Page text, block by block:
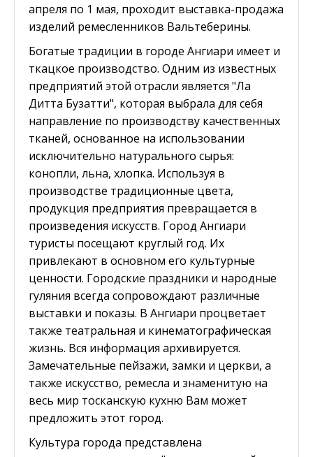
апреля по 1 мая, проходит выставка-продажа
изделий ремесленников Вальтеберины.
Богатые традиции в городе Ангиари имеет и
ткацкое производство. Одним из известных
предприятий этой отрасли является "Ла
Дитта Бузатти", которая выбрала для себя
направление по производству качественных
тканей, основанное на использовании
исключительно натурального сырья:
конопли, льна, хлопка. Используя в
производстве традиционные цвета,
продукция предприятия превращается в
произведения искусств. Город Ангиари
туристы посещают круглый год. Их
привлекают в основном его культурные
ценности. Городские праздники и народные
гуляния всегда сопровождают различные
выставки и показы. В Ангиари процветает
также театральная и кинематографическая
жизнь. Вся информация архивируется.
Замечательные пейзажи, замки и церкви, а
также искусство, ремесла и знаменитую на
весь мир тосканскую кухню Вам может
предложить этот город.
Культура города представлена